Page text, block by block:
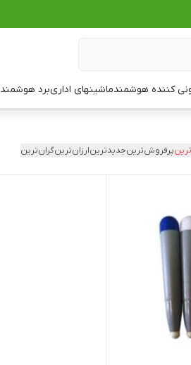
کننده هوشمندماشینهای اداریبرد هوشمند
پرفروش‌ترینجدیدترینارزان‌ترینگران‌ترین